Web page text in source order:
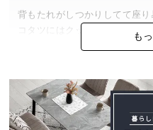
型
商
送
に
つ
背もたれがしつかりしてて座り
コタツにはクッションが硬めで
りす
も